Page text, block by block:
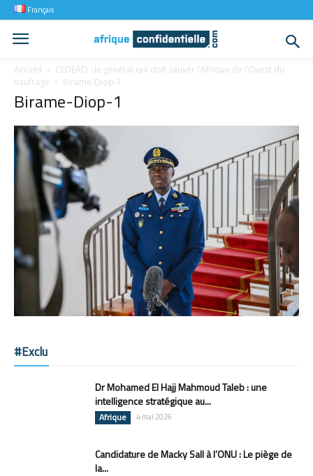
Français
Accueil
CEDEAO : le général qui doit sauver l’Afrique de l’Ouest du
naufrage
Birame-Diop-1
Birame-Diop-1
#Exclu
Dr Mohamed El Hajj Mahmoud Taleb : une
intelligence stratégique au...
Afrique 4 mai 2026
Candidature de Macky Sall à l’ONU : Le piège de
la...